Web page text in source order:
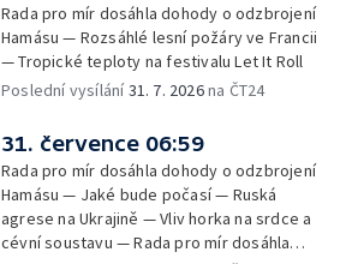
Rada pro mír dosáhla dohody o odzbrojení
Hamásu — Rozsáhlé lesní požáry ve Francii
— Tropické teploty na festivalu Let It Roll
Poslední vysílání31. 7. 2026na ČT24
31. července 06:59
Rada pro mír dosáhla dohody o odzbrojení
Hamásu — Jaké bude počasí — Ruská
agrese na Ukrajině — Vliv horka na srdce a
cévní soustavu — Rada pro mír dosáhla